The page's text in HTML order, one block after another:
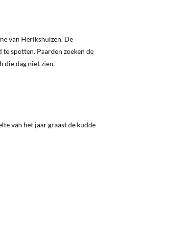
van Herikshuizen. De
spotten. Paarden zoeken de
die dag niet zien.
van het jaar graast de kudde